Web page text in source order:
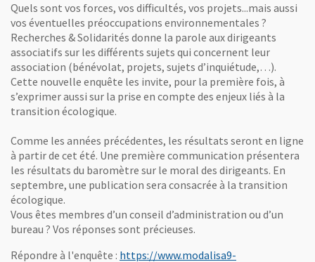
Quels sont vos forces, vos difficultés, vos projets...mais aussi
vos éventuelles préoccupations environnementales ?
Recherches & Solidarités donne la parole aux dirigeants
associatifs sur les différents sujets qui concernent leur
association (bénévolat, projets, sujets d’inquiétude,…).
Cette nouvelle enquête les invite, pour la première fois, à
s’exprimer aussi sur la prise en compte des enjeux liés à la
transition écologique.
Comme les années précédentes, les résultats seront en ligne
à partir de cet été. Une première communication présentera
les résultats du baromètre sur le moral des dirigeants. En
septembre, une publication sera consacrée à la transition
écologique.
Vous êtes membres d’un conseil d’administration ou d’un
bureau ? Vos réponses sont précieuses.
Répondre à l'enquête : https://www.modalisa9-